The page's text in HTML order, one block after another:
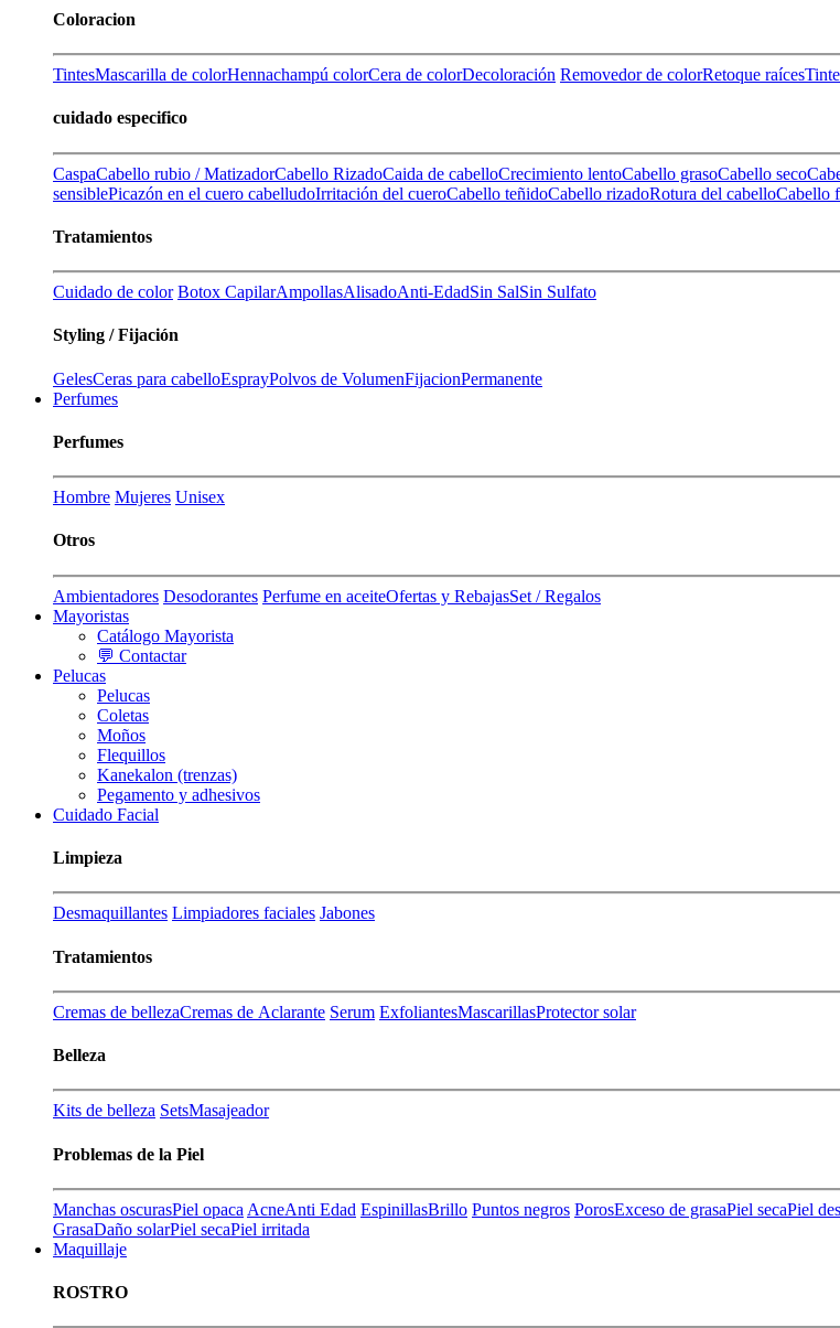
Coloracion
TintesMascarilla de colorHennachampú colorCera de colorDecoloración Removedor de colorRetoque raíces
cuidado especifico
CaspaCabello rubio / MatizadorCabello RizadoCaida de cabelloCrecimiento lentoCabello grasoCabello seco
sensiblePicazón en el cuero cabelludoIrritación del cueroCabello teñidoCabello rizadoRotura del cabelloCabello
Tratamientos
Cuidado de color Botox CapilarAmpollasAlisadoAnti-EdadSin SalSin Sulfato
Styling / Fijación
GelesCeras para cabelloEsprayPolvos de VolumenFijacionPermanente
Perfumes
Perfumes
Hombre Mujeres Unisex
Otros
Ambientadores Desodorantes Perfume en aceiteOfertas y RebajasSet / Regalos
Mayoristas
Catálogo Mayorista
💬 Contactar
Pelucas
Pelucas
Coletas
Moños
Flequillos
Kanekalon (trenzas)
Pegamento y adhesivos
Cuidado Facial
Limpieza
Desmaquillantes Limpiadores faciales Jabones
Tratamientos
Cremas de bellezaCremas de Aclarante Serum ExfoliantesMascarillasProtector solar
Belleza
Kits de belleza SetsMasajeador
Problemas de la Piel
Manchas oscurasPiel opaca AcneAnti Edad EspinillasBrillo Puntos negros PorosExceso de grasaPiel secaPiel
GrasaDaño solarPiel secaPiel irritada
Maquillaje
ROSTRO